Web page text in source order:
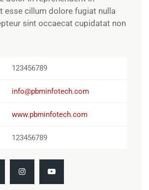
esse cillum dolore fugiat nulla
sint occaecat cupidatat non
123456789
info@pbminfotech.com
www.pbminfotech.com
123456789